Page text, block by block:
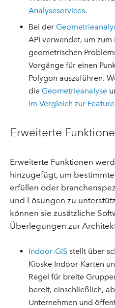
Analyseservices.
Bei der
API verwendet, um zum
geometrischen
Vorgänge für einen
Polygon auszuführen.
die Geometrieanalyse
im Vergleich zur
Erweiterte
Erweiterte Funktionen
hinzugefügt, um
erfüllen oder
und Lösungen zu
können sie zusätzliche
Überlegungen zur
Indoor-GIS stellt über
Kioske Indoor-Karten
Regel für breite
bereit, einschließlich,
Unternehmen und